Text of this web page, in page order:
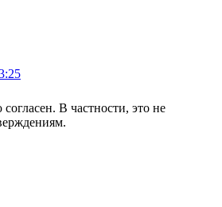
В частности, это не